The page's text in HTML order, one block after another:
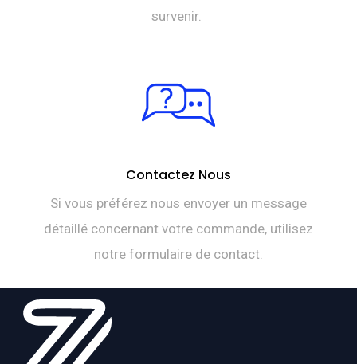
survenir.
Contactez Nous
Si vous préférez nous envoyer un message
détaillé concernant votre commande, utilisez
notre formulaire de contact.